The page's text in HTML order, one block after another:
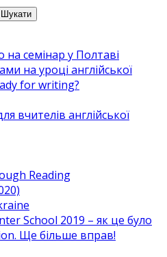
на семінар у Полтаві
на уроці англійської
for writing?
вчителів англійської
Reading
School 2019 – як це було
Ще більше вправ!